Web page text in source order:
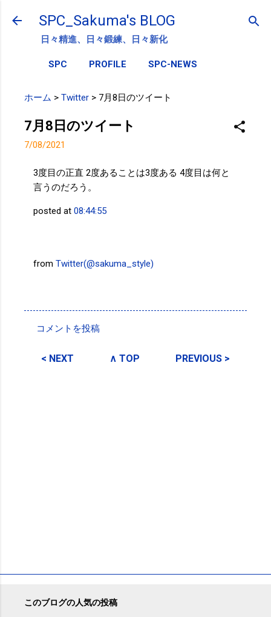
スキップしてメイン コンテンツに移動
SPC_Sakuma's BLOG
日々精進、日々鍛練、日々新化
SPC PROFILE SPC-NEWS
ホーム > Twitter > 7月8日のツイート
7月8日のツイート
7/08/2021
3度目の正直 2度あることは3度ある 4度目は何と
言うのだろう。
posted at 08:44:55
from Twitter(@sakuma_style)
メ
コメントを投稿
< NEXT ∧ TOP PREVIOUS >
このブログの人気の投稿